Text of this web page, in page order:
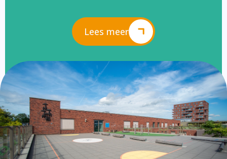
Lees meer